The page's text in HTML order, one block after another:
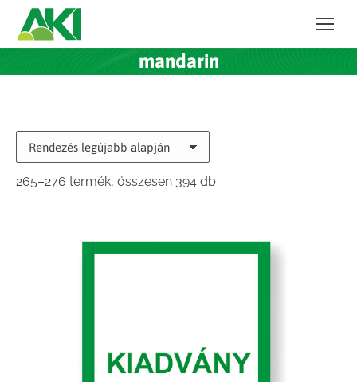
mandarin
265–276 termék, összesen 394 dbSorted